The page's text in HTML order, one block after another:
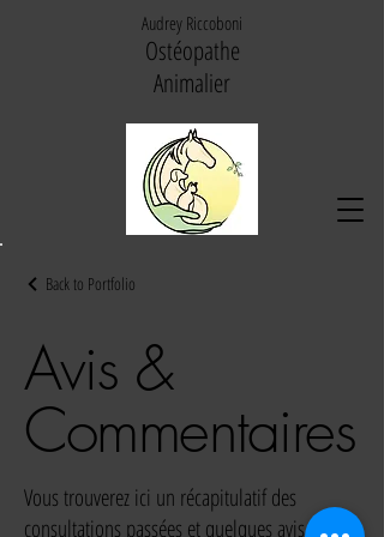
Audrey Riccoboni
Ostéopathe
Animalier
Back to Portfolio
Avis &
Commentaires
Vous trouverez ici un récapitulatif des
consultations passées et quelques avis